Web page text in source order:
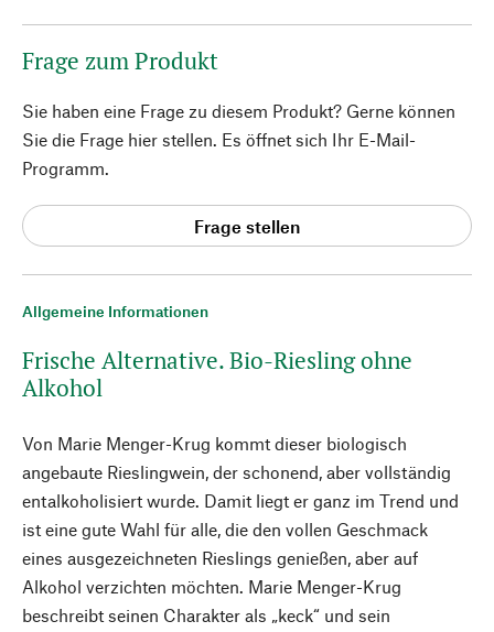
Allgemeine Informationen
Frische Alternative. Bio-Riesling ohne
Alkohol
Von Marie Menger-Krug kommt dieser biologisch
angebaute Rieslingwein, der schonend, aber vollständig
entalkoholisiert wurde. Damit liegt er ganz im Trend und
ist eine gute Wahl für alle, die den vollen Geschmack
eines ausgezeichneten Rieslings genießen, aber auf
Alkohol verzichten möchten. Marie Menger-Krug
beschreibt seinen Charakter als „keck“ und sein
Frage zum Produkt
Sie haben eine Frage zu diesem Produkt? Gerne können
Sie die Frage hier stellen. Es öffnet sich Ihr E-Mail-
Programm.
Frage stellen